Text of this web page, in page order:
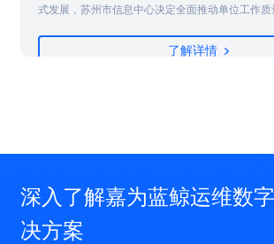
式发展，苏州市信息中心决定全面推动单位工作
稳定发展，实现技术与业务的快速融合......
了解详情
深入了解嘉为蓝鲸运维数
决方案